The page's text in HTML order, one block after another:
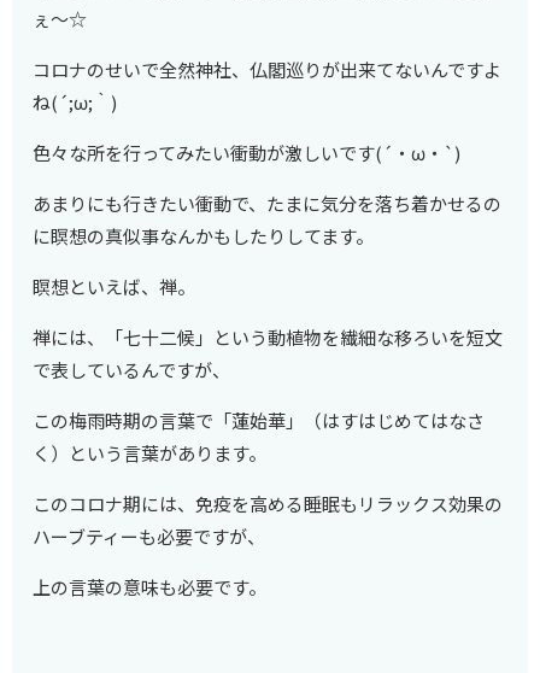
ぇ～☆
コロナのせいで全然神社、仏閣巡りが出来てないんですよ
ね(´;ω;｀)
色々な所を行ってみたい衝動が激しいです(´・ω・`)
あまりにも行きたい衝動で、たまに気分を落ち着かせるの
に瞑想の真似事なんかもしたりしてます。
瞑想といえば、禅。
禅には、「七十二候」という動植物を繊細な移ろいを短文
で表しているんですが、
この梅雨時期の言葉で「蓮始華」（はすはじめてはなさ
く）という言葉があります。
このコロナ期には、免疫を高める睡眠もリラックス効果の
ハーブティーも必要ですが、
上の言葉の意味も必要です。